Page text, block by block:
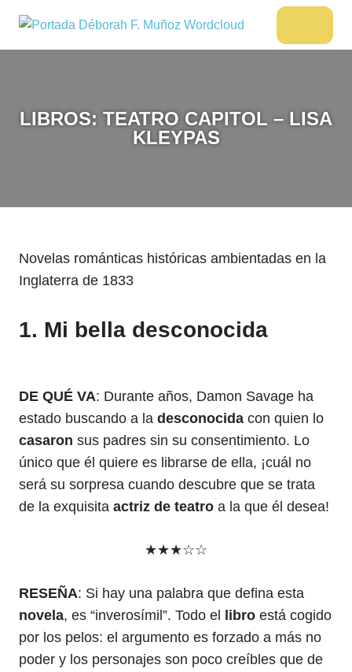
contenido
DÉBORAH
viajes
yLIBROS: TEATRO CAPITOL – LISA
KLEYPAS
Novelas románticas históricas ambientadas en la
Inglaterra de 1833
1. Mi bella desconocida
DE QUÉ VA: Durante años, Damon Savage ha
estado buscando a la desconocida con quien lo
casaron sus padres sin su consentimiento. Lo
único que él quiere es librarse de ella, ¡cuál no
será su sorpresa cuando descubre que se trata
de la exquisita actriz de teatro a la que él desea!
★★★☆☆
RESEÑA: Si hay una palabra que defina esta
novela, es “inverosímil”. Todo el libro está cogido
por los pelos: el argumento es forzado a más no
poder y los personajes son poco creíbles que de